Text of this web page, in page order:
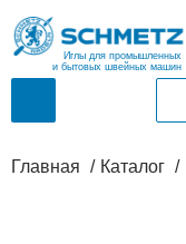
Иглы для промышленных
и бытовых швейных машин
Главная Каталог